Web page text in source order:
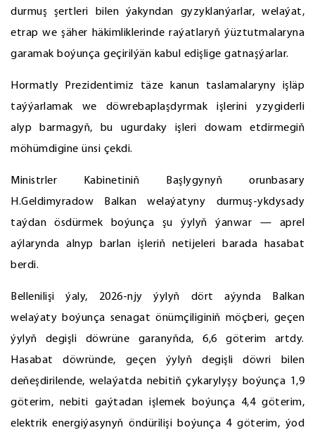
durmuş şertleri bilen ýakyndan gyzyklanýarlar, welaýat,
etrap we şäher häkimliklerinde raýatlaryň ýüztutmalaryna
garamak boýunça geçirilýän kabul edişlige gatnaşýarlar.
Hormatly Prezidentimiz täze kanun taslamalaryny işläp
taýýarlamak we döwrebaplaşdyrmak işlerini yzygiderli
alyp barmagyň, bu ugurdaky işleri dowam etdirmegiň
möhümdigine ünsi çekdi.
Ministrler Kabinetiniň Başlygynyň orunbasary
H.Geldimyradow Balkan welaýatyny durmuş-ykdysady
taýdan ösdürmek boýunça şu ýylyň ýanwar — aprel
aýlarynda alnyp barlan işleriň netijeleri barada hasabat
berdi.
Bellenilişi ýaly, 2026-njy ýylyň dört aýynda Balkan
welaýaty boýunça senagat önümçiliginiň möçberi, geçen
ýylyň degişli döwrüne garanyňda, 6,6 göterim artdy.
Hasabat döwründe, geçen ýylyň degişli döwri bilen
deňeşdirilende, welaýatda nebitiň çykarylyşy boýunça 1,9
göterim, nebiti gaýtadan işlemek boýunça 4,4 göterim,
elektrik energiýasynyň öndürilişi boýunça 4 göterim, ýod